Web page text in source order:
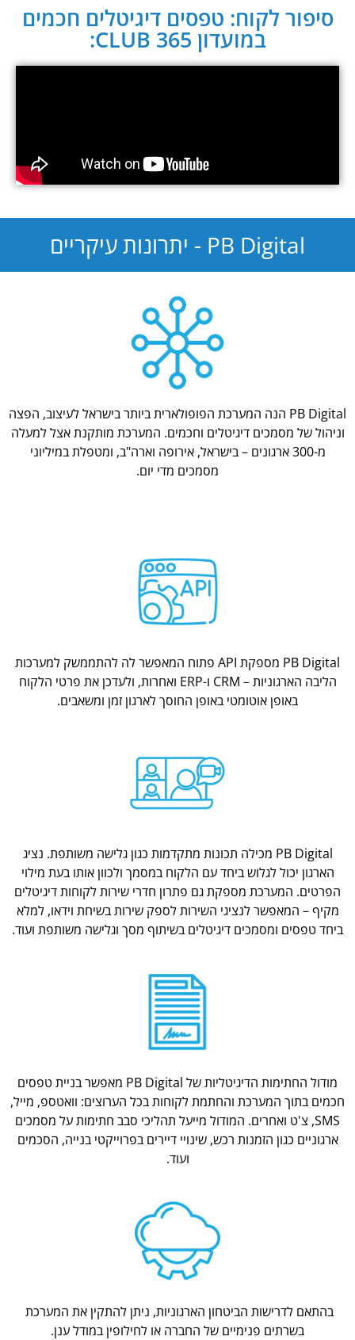
סיפור לקוח: טפסים דיגיטלים חכמים
במועדון CLUB 365:
PB Digital - יתרונות עיקריים
PB Digital הנה המערכת הפופולארית ביותר בישראל לעיצוב, הפצה
וניהול של מסמכים דיגיטלים וחכמים. המערכת מותקנת אצל למעלה
מ-300 ארגונים – בישראל, אירופה וארה"ב, ומטפלת במיליוני
מסמכים מדי יום.
PB Digital מספקת API פתוח המאפשר לה להתממשק למערכות
הליבה הארגוניות – CRM ו-ERP ואחרות, ולעדכן את פרטי הלקוח
באופן אוטומטי באופן החוסך לארגון זמן ומשאבים.
PB Digital מכילה תכונות מתקדמות כגון גלישה משותפת. נציג
הארגון יכול לגלוש ביחד עם הלקוח במסמך ולכוון אותו בעת מילוי
הפרטים. המערכת מספקת גם פתרון חדרי שירות לקוחות דיגיטלים
מקיף – המאפשר לנציגי השירות לספק שירות בשיחת וידאו, למלא
ביחד טפסים ומסמכים דיגיטלים בשיתוף מסך וגלישה משותפת ועוד.
מודול החתימות הדיגיטליות של PB Digital מאפשר בניית טפסים
חכמים בתוך המערכת והחתמת לקוחות בכל הערוצים: וואטספ, מייל,
SMS, צ'ט ואחרים. המודול מייעל תהליכי סבב חתימות על מסמכים
ארגוניים כגון הזמנות רכש, שינויי דיירים בפרוייקטי בנייה, הסכמים
ועוד.
בהתאם לדרישות הביטחון הארגוניות, ניתן להתקין את המערכת
בשרתים פנימיים של החברה או לחילופין במודל ענן.